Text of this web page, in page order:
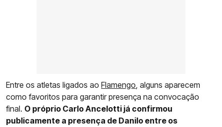
Entre os atletas ligados ao Flamengo, alguns aparecem
como favoritos para garantir presença na convocação
final. O próprio Carlo Ancelotti já confirmou
publicamente a presença de Danilo entre os